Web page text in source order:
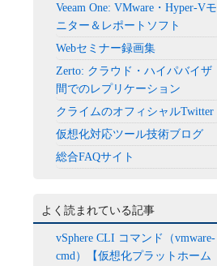
Veeam One: VMware・Hyper-Vモ
ニター＆レポートソフト
Webセミナー録画集
Zerto: クラウド・ハイパバイザ
間でのレプリケーション
クライムのオフィシャルTwitter
仮想化対応ツール技術ブログ
総合FAQサイト
よく読まれている記事
vSphere CLI コマンド（vmware-
cmd）【仮想化プラットホーム